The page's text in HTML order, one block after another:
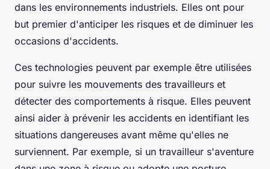
dans les environnements industriels. Elles ont pour
but premier d'anticiper les risques et de diminuer les
occasions d'accidents.
Ces technologies peuvent par exemple être utilisées
pour suivre les mouvements des travailleurs et
détecter des comportements à risque. Elles peuvent
ainsi aider à prévenir les accidents en identifiant les
situations dangereuses avant même qu'elles ne
surviennent. Par exemple, si un travailleur s'aventure